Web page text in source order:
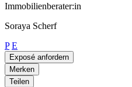
Immobilienberater:in
Soraya Scherf
P E
Exposé anfordern
Merken
Teilen